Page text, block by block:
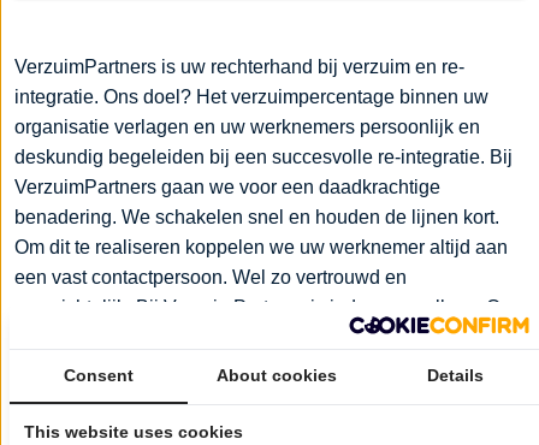
VerzuimPartners is uw rechterhand bij verzuim en re-
integratie. Ons doel? Het verzuimpercentage binnen uw
organisatie verlagen en uw werknemers persoonlijk en
deskundig begeleiden bij een succesvolle re-integratie. Bij
VerzuimPartners gaan we voor een daadkrachtige
benadering. We schakelen snel en houden de lijnen kort.
Om dit te realiseren koppelen we uw werknemer altijd aan
een vast contactpersoon. Wel zo vertrouwd en
overzichtelijk. Bij VerzuimPartners is iedereen welkom. Ons
motto is niet voor niets: er is voor iedereen plek op de
arbeidsmarkt.
Wil je dat jouw bedrijf hier ook staat?
Consent About cookies Details
This website uses cookies